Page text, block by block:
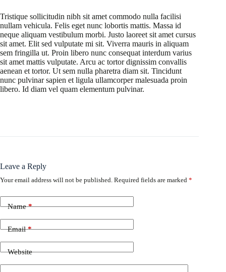
Tristique sollicitudin nibh sit amet commodo nulla facilisi
nullam vehicula. Felis eget nunc lobortis mattis. Massa id
neque aliquam vestibulum morbi. Justo laoreet sit amet cursus
sit amet. Elit sed vulputate mi sit. Viverra mauris in aliquam
sem fringilla ut. Proin libero nunc consequat interdum varius
sit amet mattis vulputate. Arcu ac tortor dignissim convallis
aenean et tortor. Ut sem nulla pharetra diam sit. Tincidunt
nunc pulvinar sapien et ligula ullamcorper malesuada proin
libero. Id diam vel quam elementum pulvinar.
Leave a Reply
Your email address will not be published. Required fields are marked *
Name*
Email*
Website